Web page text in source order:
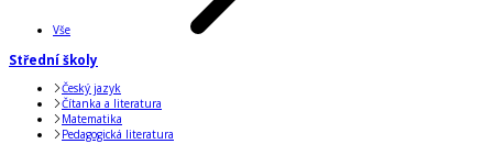
Vše
Střední školy
Český jazyk
Čítanka a literatura
Matematika
Pedagogická literatura